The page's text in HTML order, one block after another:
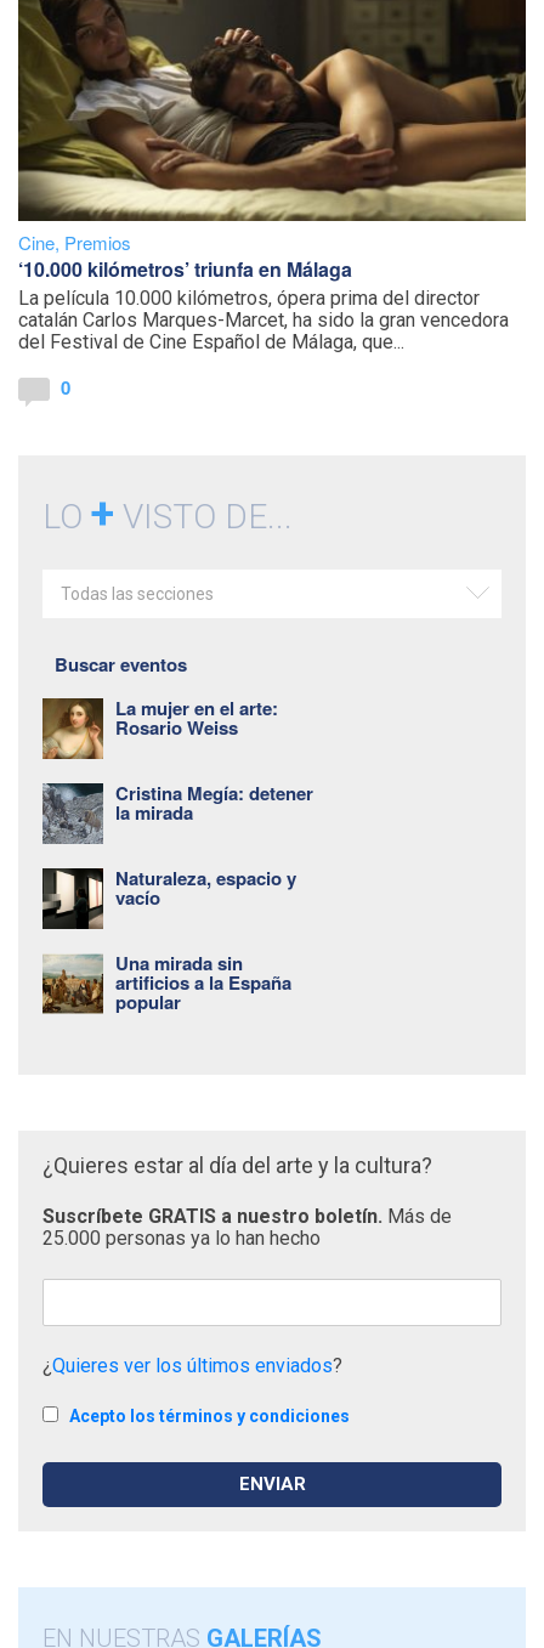
Cine, Premios
‘10.000 kilómetros’ triunfa en Málaga
La película 10.000 kilómetros, ópera prima del director
catalán Carlos Marques-Marcet, ha sido la gran vencedora
del Festival de Cine Español de Málaga, que...
0
LO + VISTO DE...
Todas las secciones
Buscar eventos
La mujer en el arte:
Rosario Weiss
Cristina Megía: detener
la mirada
Naturaleza, espacio y
vacío
Una mirada sin
artificios a la España
popular
¿Quieres estar al día del arte y la cultura?
Suscríbete GRATIS a nuestro boletín. Más de
25.000 personas ya lo han hecho
¿Quieres ver los últimos enviados?
Acepto los términos y condiciones
EN NUESTRAS GALERÍAS